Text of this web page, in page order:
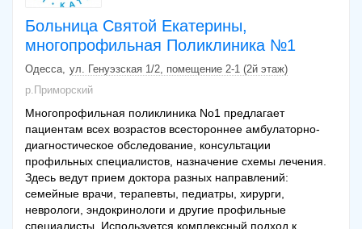
Больница Святой Екатерины,
многопрофильная Поликлиника №1
Одесса ул. Генуэзская 1/2, помещение 2-1 (2й этаж)
р.Приморский
Многопрофильная поликлиника No1 предлагает
пациентам всех возрастов всестороннее амбулаторно-
диагностическое обследование, консультации
профильных специалистов, назначение схемы лечения.
Здесь ведут прием доктора разных направлений:
семейные врачи, терапевты, педиатры, хирурги,
неврологи, эндокринологи и другие профильные
специалисты. Используется комплексный подход к